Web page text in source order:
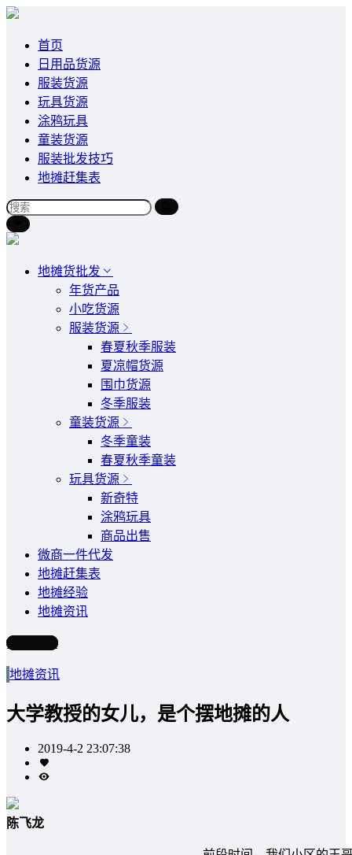
首页
日用品货源
服装货源
玩具货源
涂鸦玩具
童装货源
服装批发技巧
地摊赶集表
地摊货批发
年货产品
小吃货源
服装货源
春夏秋季服装
夏凉帽货源
围巾货源
冬季服装
童装货源
冬季童装
春夏秋季童装
玩具货源
新奇特
涂鸦玩具
商品出售
微商一件代发
地摊赶集表
地摊经验
地摊资讯
写文章
地摊资讯
大学教授的女儿，是个摆地摊的人
2019-4-2 23:07:38
陈飞龙